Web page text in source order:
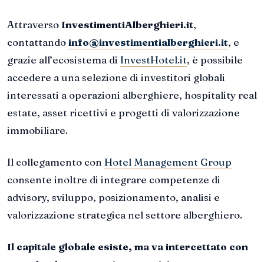
AttraversoInvestimentiAlberghieri.it,
contattandoinfo@investimentialberghieri.it, e
grazie all’ecosistema di InvestHotel.it, è possibile
accedere a una selezione di investitori globali
interessati a operazioni alberghiere, hospitality real
estate, asset ricettivi e progetti di valorizzazione
immobiliare.
Il collegamento con Hotel Management Group
consente inoltre di integrare competenze di
advisory, sviluppo, posizionamento, analisi e
valorizzazione strategica nel settore alberghiero.
Il capitale globale esiste, ma va intercettato con